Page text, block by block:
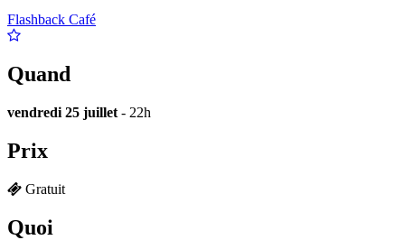
Flashback Café
Quand
vendredi 25 juillet - 22h
Prix
Gratuit
Quoi